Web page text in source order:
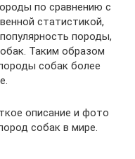
по сравнению с
статистикой,
породы,
Таким образом
собак более
описание и фото
собак в мире.